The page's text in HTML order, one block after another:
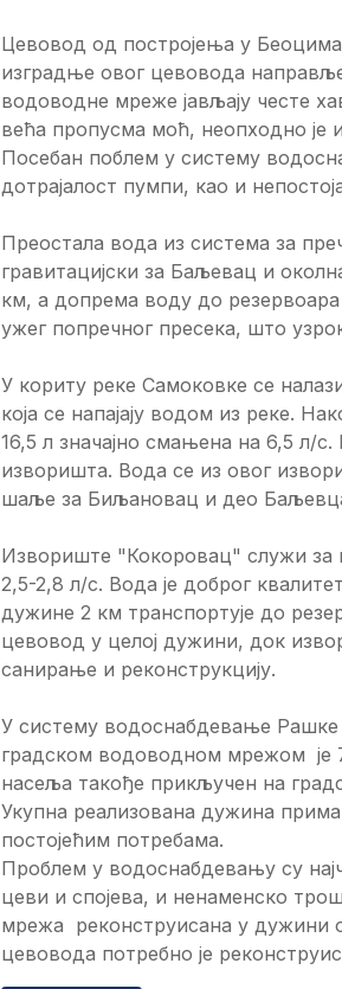
Цевовод од постројења у
изградње овог цевовода
водоводне мреже јављају честе
већа пропусма моћ, неопходно је
Посебан поблем у систему
дотрајалост пумпи, као и
Преостала вода из система за
гравитацијски за Баљевац и
км, а допрема воду до
ужег попречног пресека, што
У кориту реке Самоковке се
која се напајају водом из реке.
16,5 л значајно смањена на 6,5 л/
изворишта. Вода се из овог
шаље за Биљановац и део
Извориште "Кокоровац" служи
2,5-2,8 л/с. Вода је доброг
дужине 2 км транспортује до
цевовод у целој дужини, док
санирање и реконструкцију.
У систему водоснабдевање Рашке
градском водоводном мрежом је
насеља такође прикључен на
Укупна реализована дужина
постојећим потребама.
Проблем у водоснабдевању су
цеви и спојева, и ненаменско
мрежа реконструисана у дужини
цевовода потребно је